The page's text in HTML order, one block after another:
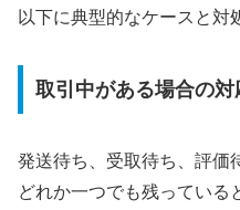
以下に典型的なケースと対
取引中がある場合の対
発送待ち、受取待ち、評価
どれか一つでも残っている